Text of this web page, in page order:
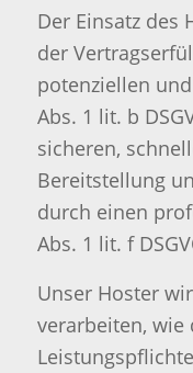
Der Einsatz des
der
potenziellen
Abs. 1 lit. b
sicheren,
Bereitstellung
durch einen
Abs. 1 lit. f
Unser Hoster
verarbeiten, wie